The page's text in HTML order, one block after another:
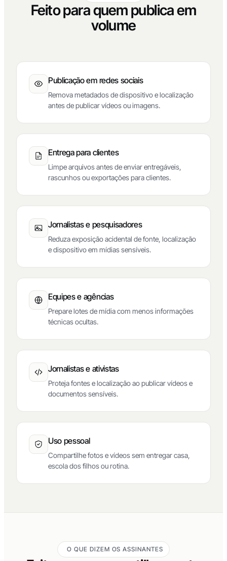
Feito para quem publica em
volume
Publicação em redes sociais
Remova metadados de dispositivo e localização
antes de publicar vídeos ou imagens.
Entrega para clientes
Limpe arquivos antes de enviar entregáveis,
rascunhos ou exportações para clientes.
Jornalistas e pesquisadores
Reduza exposição acidental de fonte, localização
e dispositivo em mídias sensíveis.
Equipes e agências
Prepare lotes de mídia com menos informações
técnicas ocultas.
Jornalistas e ativistas
Proteja fontes e localização ao publicar vídeos e
documentos sensíveis.
Uso pessoal
Compartilhe fotos e vídeos sem entregar casa,
escola dos filhos ou rotina.
O QUE DIZEM OS ASSINANTES